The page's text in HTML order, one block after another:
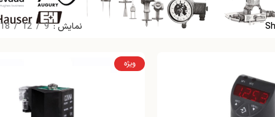
نمایش 9
12
18
ویژه